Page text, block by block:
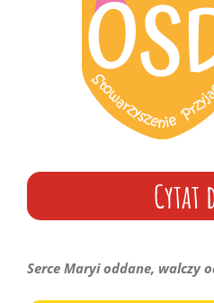
Cytat
Serce Maryi oddane, walczy